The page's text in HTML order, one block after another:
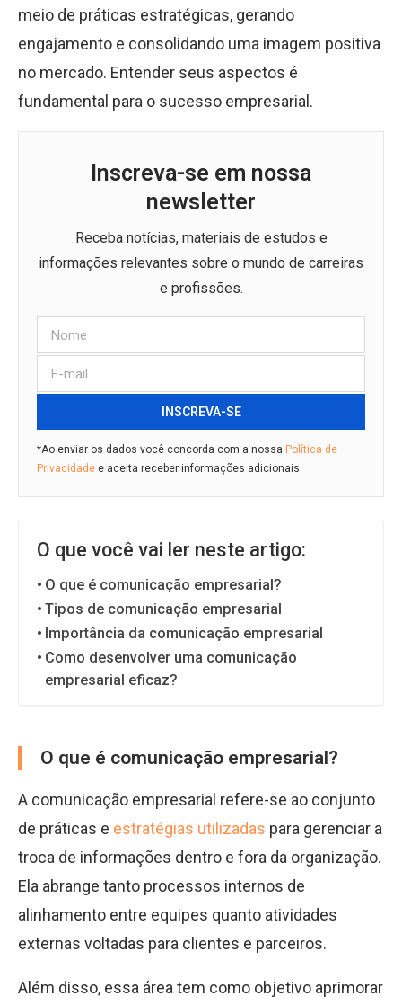
meio de práticas estratégicas, gerando
engajamento e consolidando uma imagem positiva
no mercado. Entender seus aspectos é
fundamental para o sucesso empresarial.
Inscreva-se em nossa
newsletter
Receba notícias, materiais de estudos e
informações relevantes sobre o mundo de carreiras
e profissões.
INSCREVA-SE
*Ao enviar os dados você concorda com a nossa Política de
Privacidade e aceita receber informações adicionais.
O que você vai ler neste artigo:
O que é comunicação empresarial?
Tipos de comunicação empresarial
Importância da comunicação empresarial
Como desenvolver uma comunicação
empresarial eficaz?
O que é comunicação empresarial?
A comunicação empresarial refere-se ao conjunto
de práticas e estratégias utilizadas para gerenciar a
troca de informações dentro e fora da organização.
Ela abrange tanto processos internos de
alinhamento entre equipes quanto atividades
externas voltadas para clientes e parceiros.
Além disso, essa área tem como objetivo aprimorar